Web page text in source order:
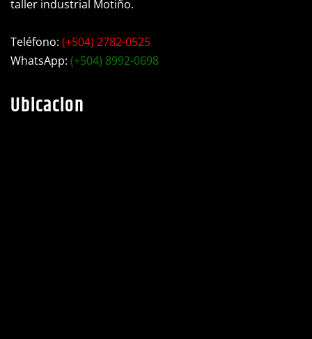
taller industrial Motiño.
Teléfono: (+504) 2782-0525
WhatsApp: (+504) 8992-0698
Ubicacion